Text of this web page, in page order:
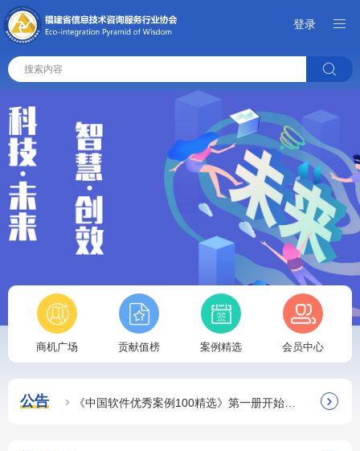
登录 
搜索内容
商机广场 贡献值榜 案例精选 会员中心
公告
签合同）  《中国软件优秀案例100精选》第一册开始征集啦 【邀请
